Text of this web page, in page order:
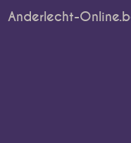
Anderlecht-